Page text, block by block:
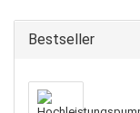
Bestseller